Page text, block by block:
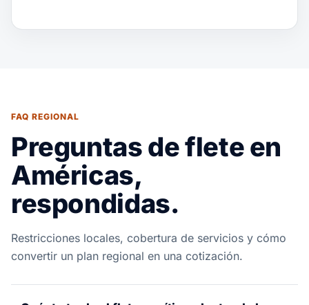
FAQ REGIONAL
Preguntas de flete en
Américas,
respondidas.
Restricciones locales, cobertura de servicios y cómo
convertir un plan regional en una cotización.